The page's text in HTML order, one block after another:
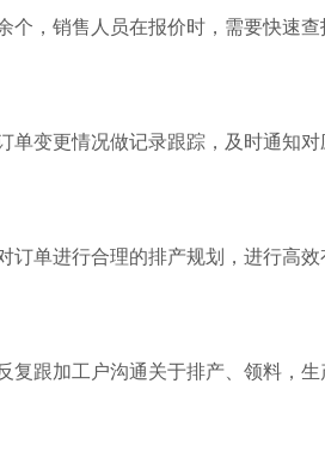
，销售人员在报价时，需要快速
变更情况做记录跟踪，及时通知
单进行合理的排产规划，进行高
复跟加工户沟通关于排产、领料，